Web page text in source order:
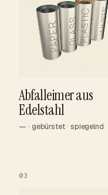
Abfalleimer aus
Edelstahl
— · gebürstet · spiegelnd
03